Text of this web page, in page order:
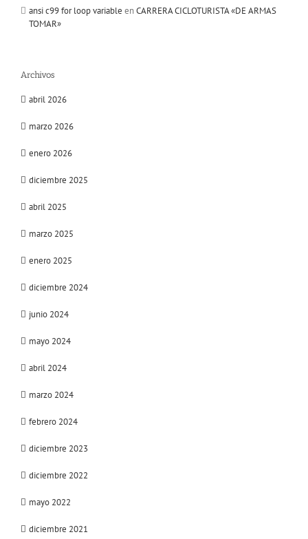
ansi c99 for loop variable enCARRERA CICLOTURISTA «DE ARMAS
TOMAR»
Archivos
abril 2026
marzo 2026
enero 2026
diciembre 2025
abril 2025
marzo 2025
enero 2025
diciembre 2024
junio 2024
mayo 2024
abril 2024
marzo 2024
febrero 2024
diciembre 2023
diciembre 2022
mayo 2022
diciembre 2021